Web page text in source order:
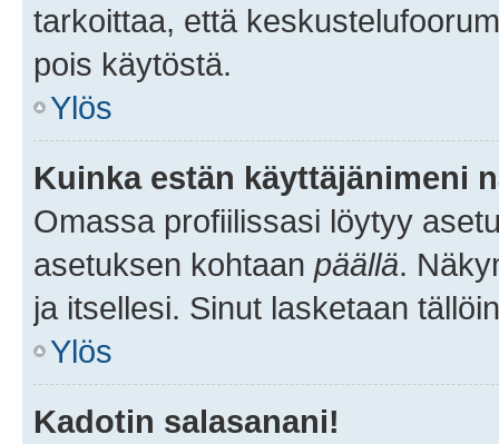
tarkoittaa, että
pois käytöstä.
Ylös
Kuinka estän käyttäjänimeni
Omassa profiilissasi löytyy
asetuksen kohtaan päällä.
ja itsellesi. Sinut lasketaan
Ylös
Kadotin salasanani!